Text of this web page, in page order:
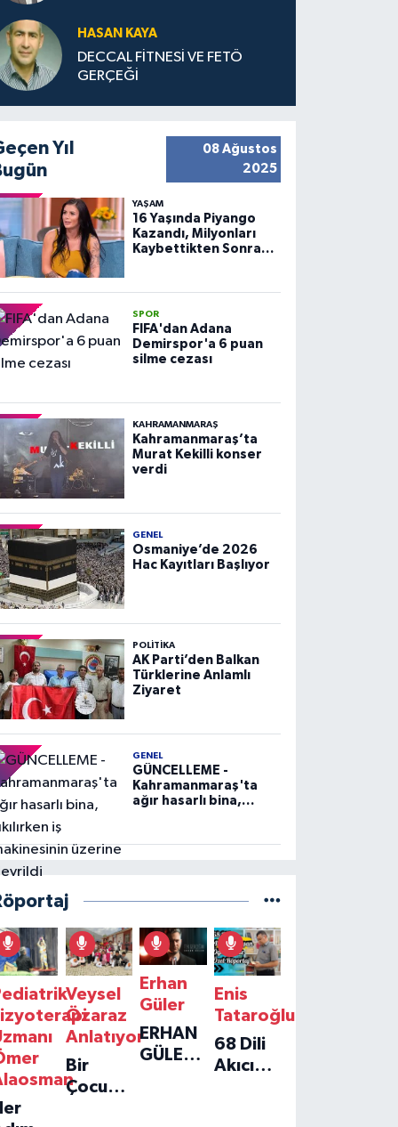
HASAN KAYA
DECCAL FİTNESİ VE FETÖ
GERÇEĞİ
Yıl
08 Ağustos
2025
YAŞAM
16 Yaşında Piyango
Kazandı, Milyonları
Kaybettikten Sonra
SPOR
FIFA'dan Adana
Demirspor'a 6 puan
silme cezası
KAHRAMANMARAŞ
Kahramanmaraş’ta
Murat Kekilli konser
verdi
GENEL
Osmaniye’de 2026
Hac Kayıtları Başlıyor
POLITIKA
AK Parti’den Balkan
Türklerine Anlamlı
Ziyaret
GENEL
GÜNCELLEME -
Kahramanmaraş'ta
ağır hasarlı bina,
devrildi
Veysel
Özaraz
Anlatıyor
Bir
Çocuğun
Erhan
Güler
ERHAN
GÜLER'IN
Enis
Tataroğlu
68 Dili
Akıcı